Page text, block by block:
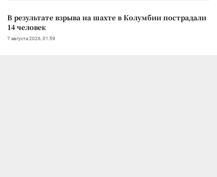
В результате взрыва на шахте в Колумбии пострадали
14 человек
7 августа 2026, 01:59